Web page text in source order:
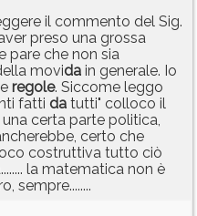
il commento del Sig.
preso una grossa
pare che non sia
movida in generale. Io
regole. Siccome leggo
fatti da tutti" colloco il
certa parte politica,
certo che
costruttiva tutto ciò
la matematica non è
sempre........